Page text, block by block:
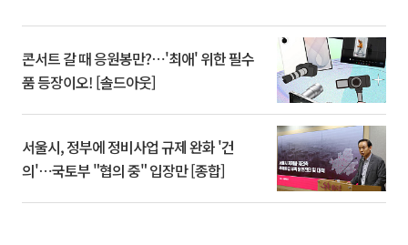
콘서트 갈 때 응원봉만?⋯'최애' 위한 필수
품 등장이오! [솔드아웃]
서울시, 정부에 정비사업 규제 완화 '건
의'⋯국토부 "협의 중" 입장만 [종합]